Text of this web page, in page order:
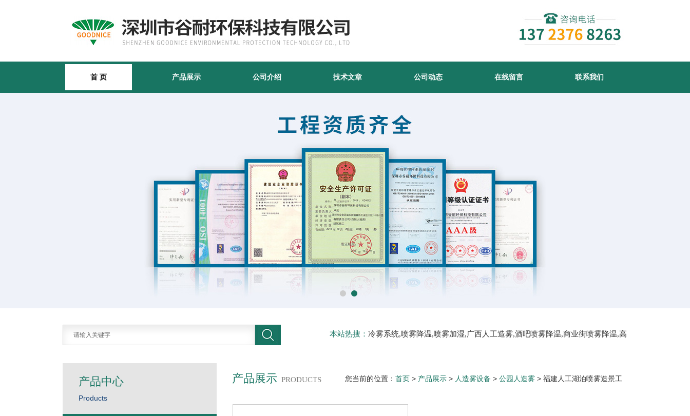
首 页 产品展示 公司介绍 技术文章 公司动态 在线留言 联系我们
本站热搜： 冷雾系统,喷雾降温,喷雾加湿,广西人工造雾,酒吧喷雾降温,商业街喷雾降温,高
产品展示 PRODUCTS 您当前的位置： 首页 > 产品展示 > 人造雾设备 > 公园人造雾 > 福建人工湖泊喷雾造景工
产品中心
Products